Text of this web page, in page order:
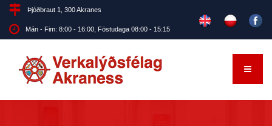
Þjóðbraut 1, 300 Akranes
Mán - Fim: 8:00 - 16:00, Föstudaga 08:00 - 15:15